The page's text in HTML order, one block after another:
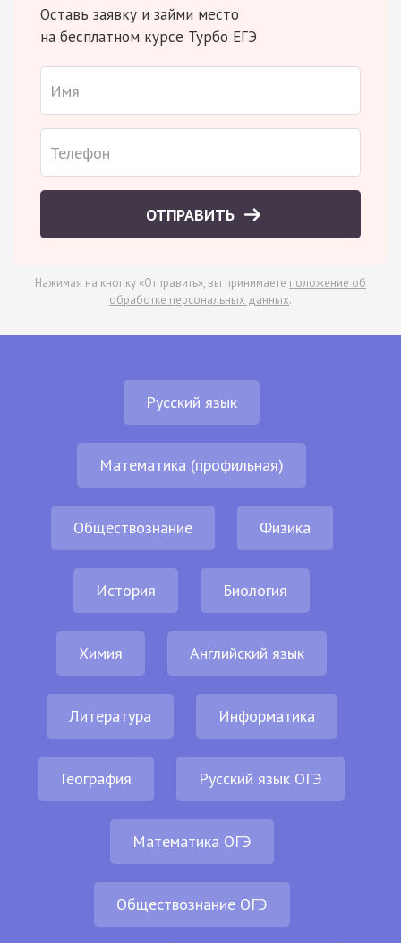
Оставь заявку и займи место
на бесплатном курсе Турбо ЕГЭ
ОТПРАВИТЬ
Нажимая на кнопку «Отправить», вы принимаете положение об
обработке персональных данных.
Русский язык
Математика (профильная)
Обществознание Физика
История Биология
Химия Английский язык
Литература Информатика
География Русский язык ОГЭ
Математика ОГЭ
Обществознание ОГЭ